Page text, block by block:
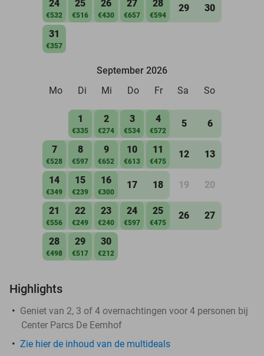
24
€532
25
€516
26
€430
27
€657
28
€594
29 30
31
€357
September 2026
Mo
Di Mi Do Fr Sa So
1
€335
2
€274
3
€534
4
€572
5 6
7
€528
8
€597
9
€652
10
€613
11
€475
12 13
14
€349
15
€239
16
€300
17 18 19 20
21
€556
22
€249
23
€240
24
€597
25
€475
26 27
28
€498
29
€517
30
€212
Highlights
Geniet van 2, 3 of 4 overnachtingen voor 4 personen bij
Center Parcs De Eemhof
Zie hier de inhoud van de multideals